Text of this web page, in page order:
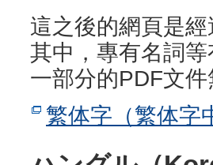
這之後的網頁是
其中，專有名詞
一部分的PDF文
繁体字（繁体字